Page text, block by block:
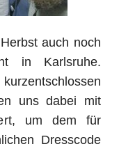
auch noch
in Karlsruhe.
uns dabei mit
um dem für
Dresscode